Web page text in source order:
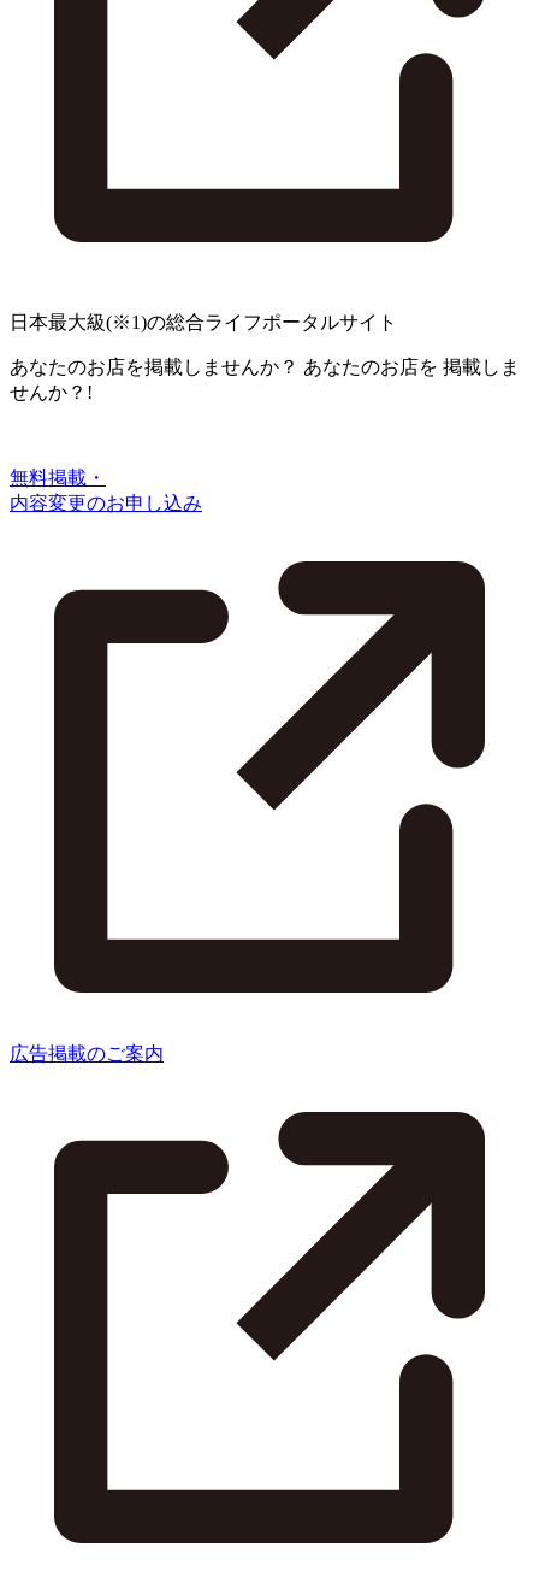
日本最大級(※1)の総合ライフポータルサイト
あなたのお店を掲載しませんか？ あなたのお店を 掲載しま
せんか？!
無料掲載・
内容変更のお申し込み
広告掲載のご案内